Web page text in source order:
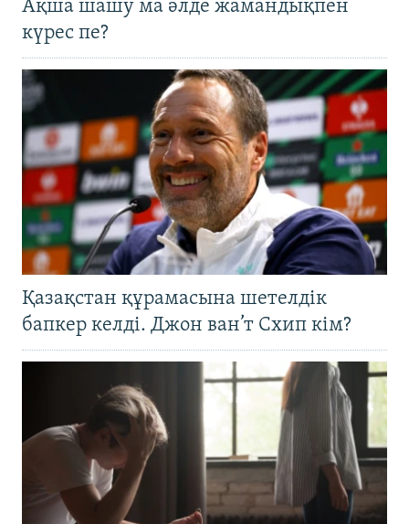
Ақша шашу ма әлде жамандықпен
күрес пе?
Қазақстан құрамасына шетелдік
бапкер келді. Джон ван’т Схип кім?